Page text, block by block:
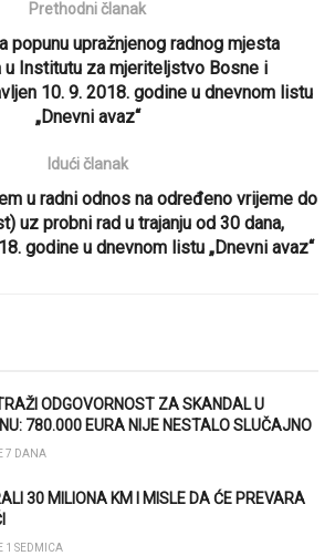
Prethodni članak
popunu upražnjenog radnog mjesta
u Institutu za mjeriteljstvo Bosne i
10. 9. 2018. godine u dnevnom listu
„Dnevni avaz“
Idući članak
u radni odnos na određeno vrijeme do
uz probni rad u trajanju od 30 dana,
godine u dnevnom listu „Dnevni avaz“
ODGOVORNOST ZA SKANDAL U
780.000 EURA NIJE NESTALO SLUČAJNO
7 DANA
30 MILIONA KM I MISLE DA ĆE PREVARA
1 SEDMICA